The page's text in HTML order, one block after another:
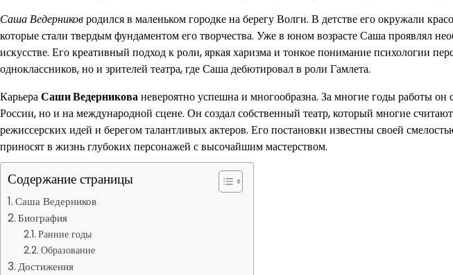
Саша Ведерниковродился в маленьком городке на берегу Волги. В детстве его окружали
которые стали твердым фундаментом его творчества. Уже в юном возрасте Саша проявлял
искусстве. Его креативный подход к роли, яркая харизма и тонкое понимание психологии
одноклассников, но и зрителей театра, где Саша дебютировал в роли Гамлета.
КарьераСаши Ведерникованевероятно успешна и многообразна. За многие годы работы он
России, но и на международной сцене. Он создал собственный театр, который многие
режиссерских идей и берегом талантливых актеров. Его постановки известны своей
приносят в жизнь глубоких персонажей с высочайшим мастерством.
Содержание страницы
Саша Ведерников
Биография
Ранние годы
Образование
Достижения